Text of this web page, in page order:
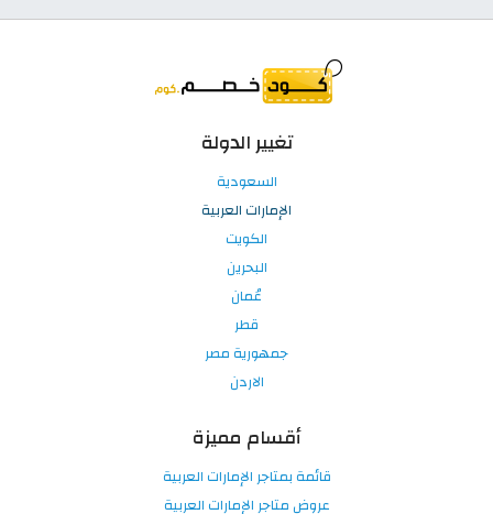
تغيير الدولة
السعودية
الإمارات العربية
الكويت
البحرين
عُمان
قطر
جمهورية مصر
الاردن
أقسام مميزة
قائمة بمتاجر الإمارات العربية
عروض متاجر الإمارات العربية